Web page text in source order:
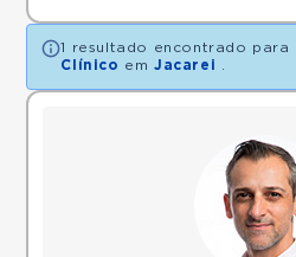
1 resultado encontrado para
Clínico emJacarei